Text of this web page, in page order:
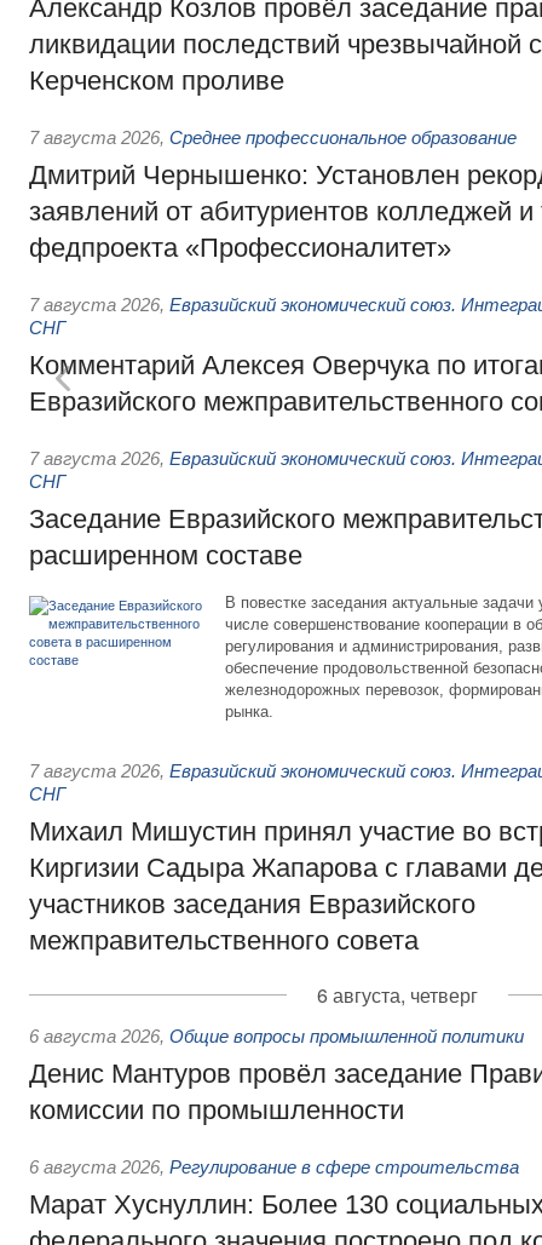
Александр Козлов провёл заседание
ликвидации последствий чрезвычайной
Керченском проливе
7 августа 2026, Среднее профессиональное образование
Дмитрий Чернышенко: Установлен
заявлений от абитуриентов колледжей и
федпроекта «Профессионалитет»
7 августа 2026, Евразийский экономический союз.
СНГ
Комментарий Алексея Оверчука по
Евразийского межправительственного
7 августа 2026, Евразийский экономический союз.
СНГ
Заседание Евразийского
расширенном составе
В повестке заседания актуальные задачи
числе совершенствование кооперации в
регулирования и администрирования,
обеспечение продовольственной
железнодорожных перевозок,
рынка.
7 августа 2026, Евразийский экономический союз.
СНГ
Михаил Мишустин принял участие во
Киргизии Садыра Жапарова с главами
участников заседания Евразийского
межправительственного совета
6 августа, четверг
6 августа 2026, Общие вопросы промышленной политики
Денис Мантуров провёл заседание
комиссии по промышленности
6 августа 2026, Регулирование в сфере строительства
Марат Хуснуллин: Более 130